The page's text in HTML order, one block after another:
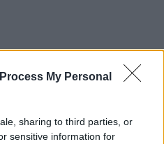
My Personal
sharing to third parties, or
sensitive information for